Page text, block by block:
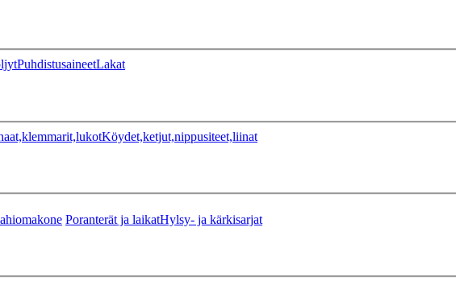
PuhdistusaineetLakat
Köydet,ketjut,nippusiteet,liinat
Poranterät ja laikatHylsy- ja kärkisarjat